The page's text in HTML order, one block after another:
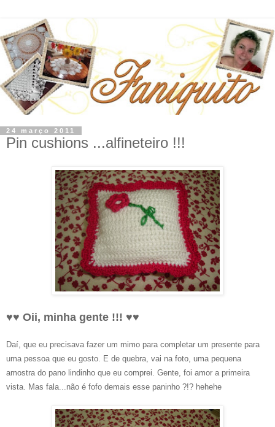
24 março 2011
Pin cushions ...alfineteiro !!!
♥♥ Oii, minha gente !!! ♥♥
Daí, que eu precisava fazer um mimo para completar um presente para
uma pessoa que eu gosto. E de quebra, vai na foto, uma pequena
amostra do pano lindinho que eu comprei. Gente, foi amor a primeira
vista. Mas fala...não é fofo demais esse paninho ?!? hehehe